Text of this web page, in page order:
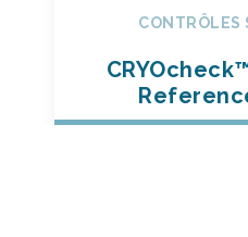
CONTRÔLES